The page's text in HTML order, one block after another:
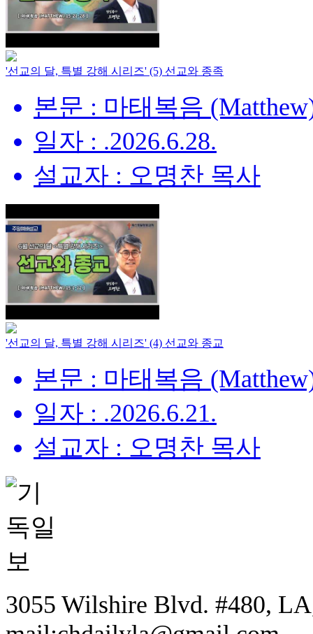
'선교의 달, 특별 강해 시리즈' (5) 선교와 종족
본문 : 마태복음
일자 : .2026.6.28.
설교자 : 오명찬 목사
'선교의 달, 특별 강해 시리즈' (4) 선교와 종교
본문 : 마태복음
일자 : .2026.6.21.
설교자 : 오명찬 목사
3055 Wilshire Blvd. #480,